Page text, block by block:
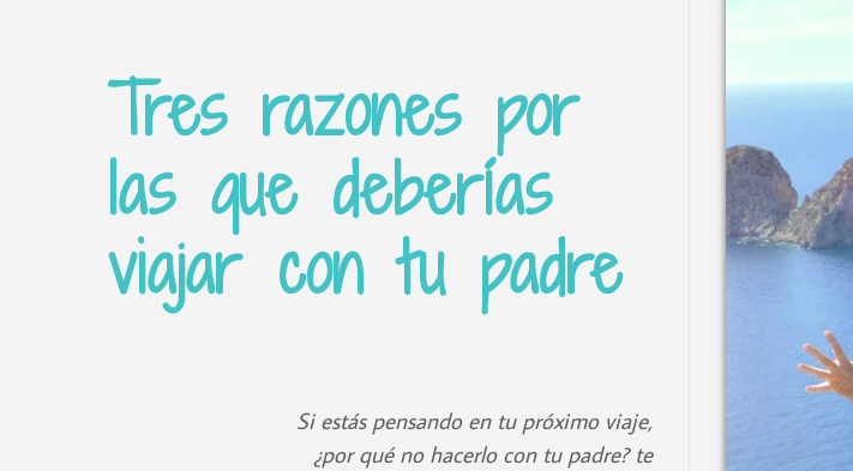
Tres razones por
las que deberías
viajar con tu padre
Si estás pensando en tu próximo viaje,
¿por qué no hacerlo con tu padre? te